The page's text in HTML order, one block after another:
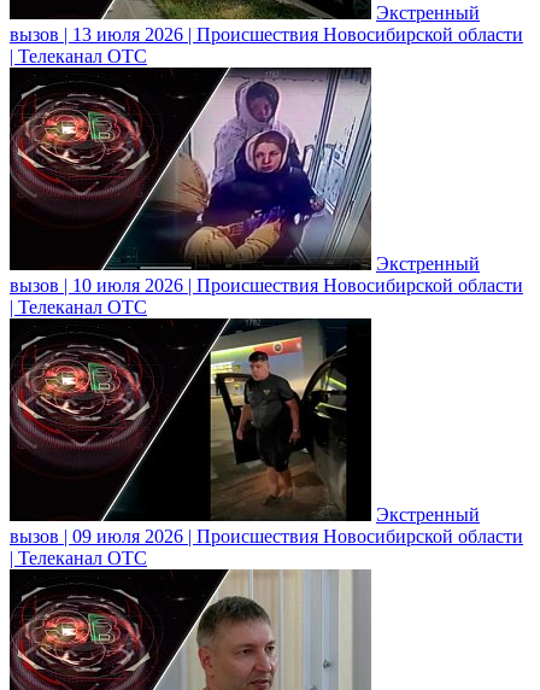
Экстренный
вызов | 13 июля 2026 | Происшествия Новосибирской области
| Телеканал ОТС
Экстренный
вызов | 10 июля 2026 | Происшествия Новосибирской области
| Телеканал ОТС
Экстренный
вызов | 09 июля 2026 | Происшествия Новосибирской области
| Телеканал ОТС